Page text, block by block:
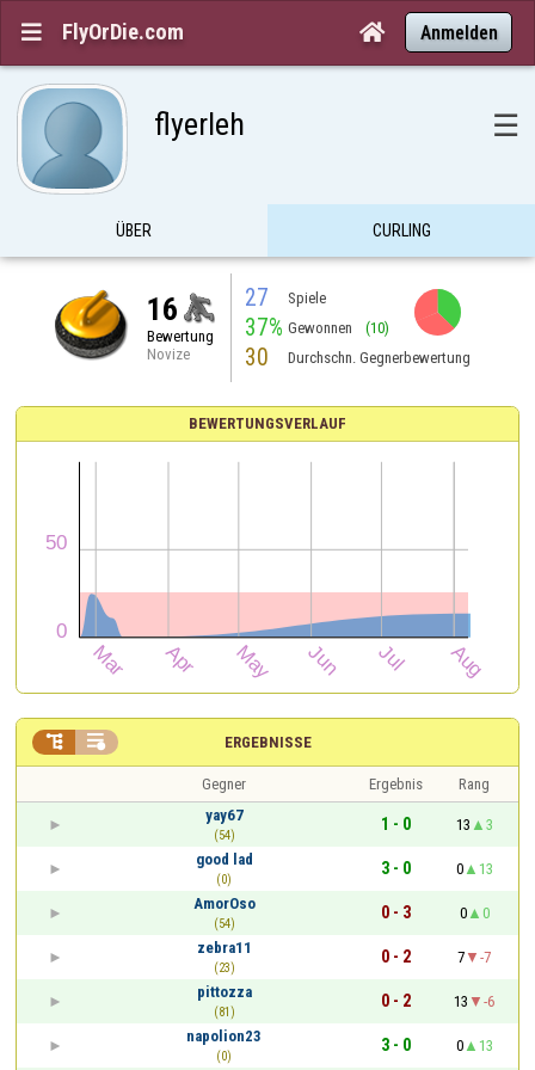
 FlyOrDie.com  Anmelden
flyerleh ☰
ÜBER CURLING
16
Bewertung
Novize
27 Spiele
37% Gewonnen (10)
30 Durchschn. Gegnerbewertung
BEWERTUNGSVERLAUF
ERGEBNISSE
 
Gegner Ergebnis
Rang
yay67
(54)
1 - 0 13
3
good lad
(0)
3 - 0 0
13
AmorOso
(54)
0 - 3 0
0
zebra11
(23)
0 - 2 7
-7
pittozza
(81)
0 - 2 13
-6
napolion23
(0)
3 - 0 0 13